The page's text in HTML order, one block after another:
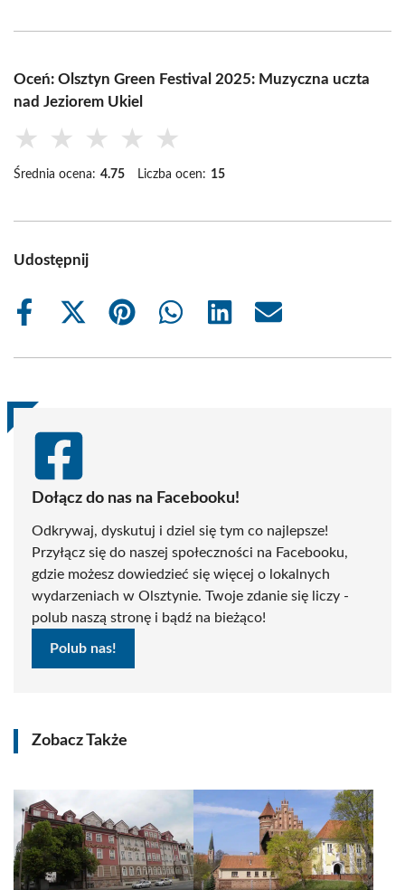
Oceń: Olsztyn Green Festival 2025: Muzyczna uczta
nad Jeziorem Ukiel
★ ★ ★ ★ ★
Średnia ocena: 4.75 Liczba ocen: 15
Udostępnij
Share
Share
(Twitter)
Share
Share
Share
Share
Dołącz do nas na Facebooku!
Odkrywaj, dyskutuj i dziel się tym co najlepsze!
Przyłącz się do naszej społeczności na Facebooku,
gdzie możesz dowiedzieć się więcej o lokalnych
wydarzeniach w Olsztynie. Twoje zdanie się liczy -
polub naszą stronę i bądź na bieżąco!
Polub nas!
Zobacz Także